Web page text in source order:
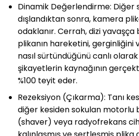
Dinamik Değerlendirme: Diğer
dışlandıktan sonra, kamera
odaklanır. Cerrah, dizi
plikanın hareketini, gerginliğini
nasıl sürtündüğünü canlı
şikayetlerin kaynağının
%100 teyit eder.
Rezeksiyon (Çıkarma): Tanı
diğer kesiden sokulan motorlu
(shaver) veya radyofrekans